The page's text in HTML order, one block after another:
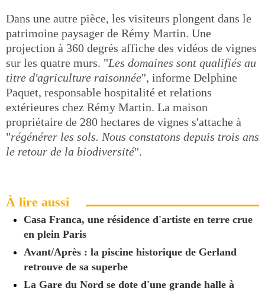
Dans une autre pièce, les visiteurs plongent dans le
patrimoine paysager de Rémy Martin. Une
projection à 360 degrés affiche des vidéos de vignes
sur les quatre murs. "Les domaines sont qualifiés au
titre d'agriculture raisonnée", informe Delphine
Paquet, responsable hospitalité et relations
extérieures chez Rémy Martin. La maison
propriétaire de 280 hectares de vignes s'attache à
"régénérer les sols. Nous constatons depuis trois ans
le retour de la biodiversité".
À lire aussi
Casa Franca, une résidence d'artiste en terre crue
en plein Paris
Avant/Après : la piscine historique de Gerland
retrouve de sa superbe
La Gare du Nord se dote d'une grande halle à